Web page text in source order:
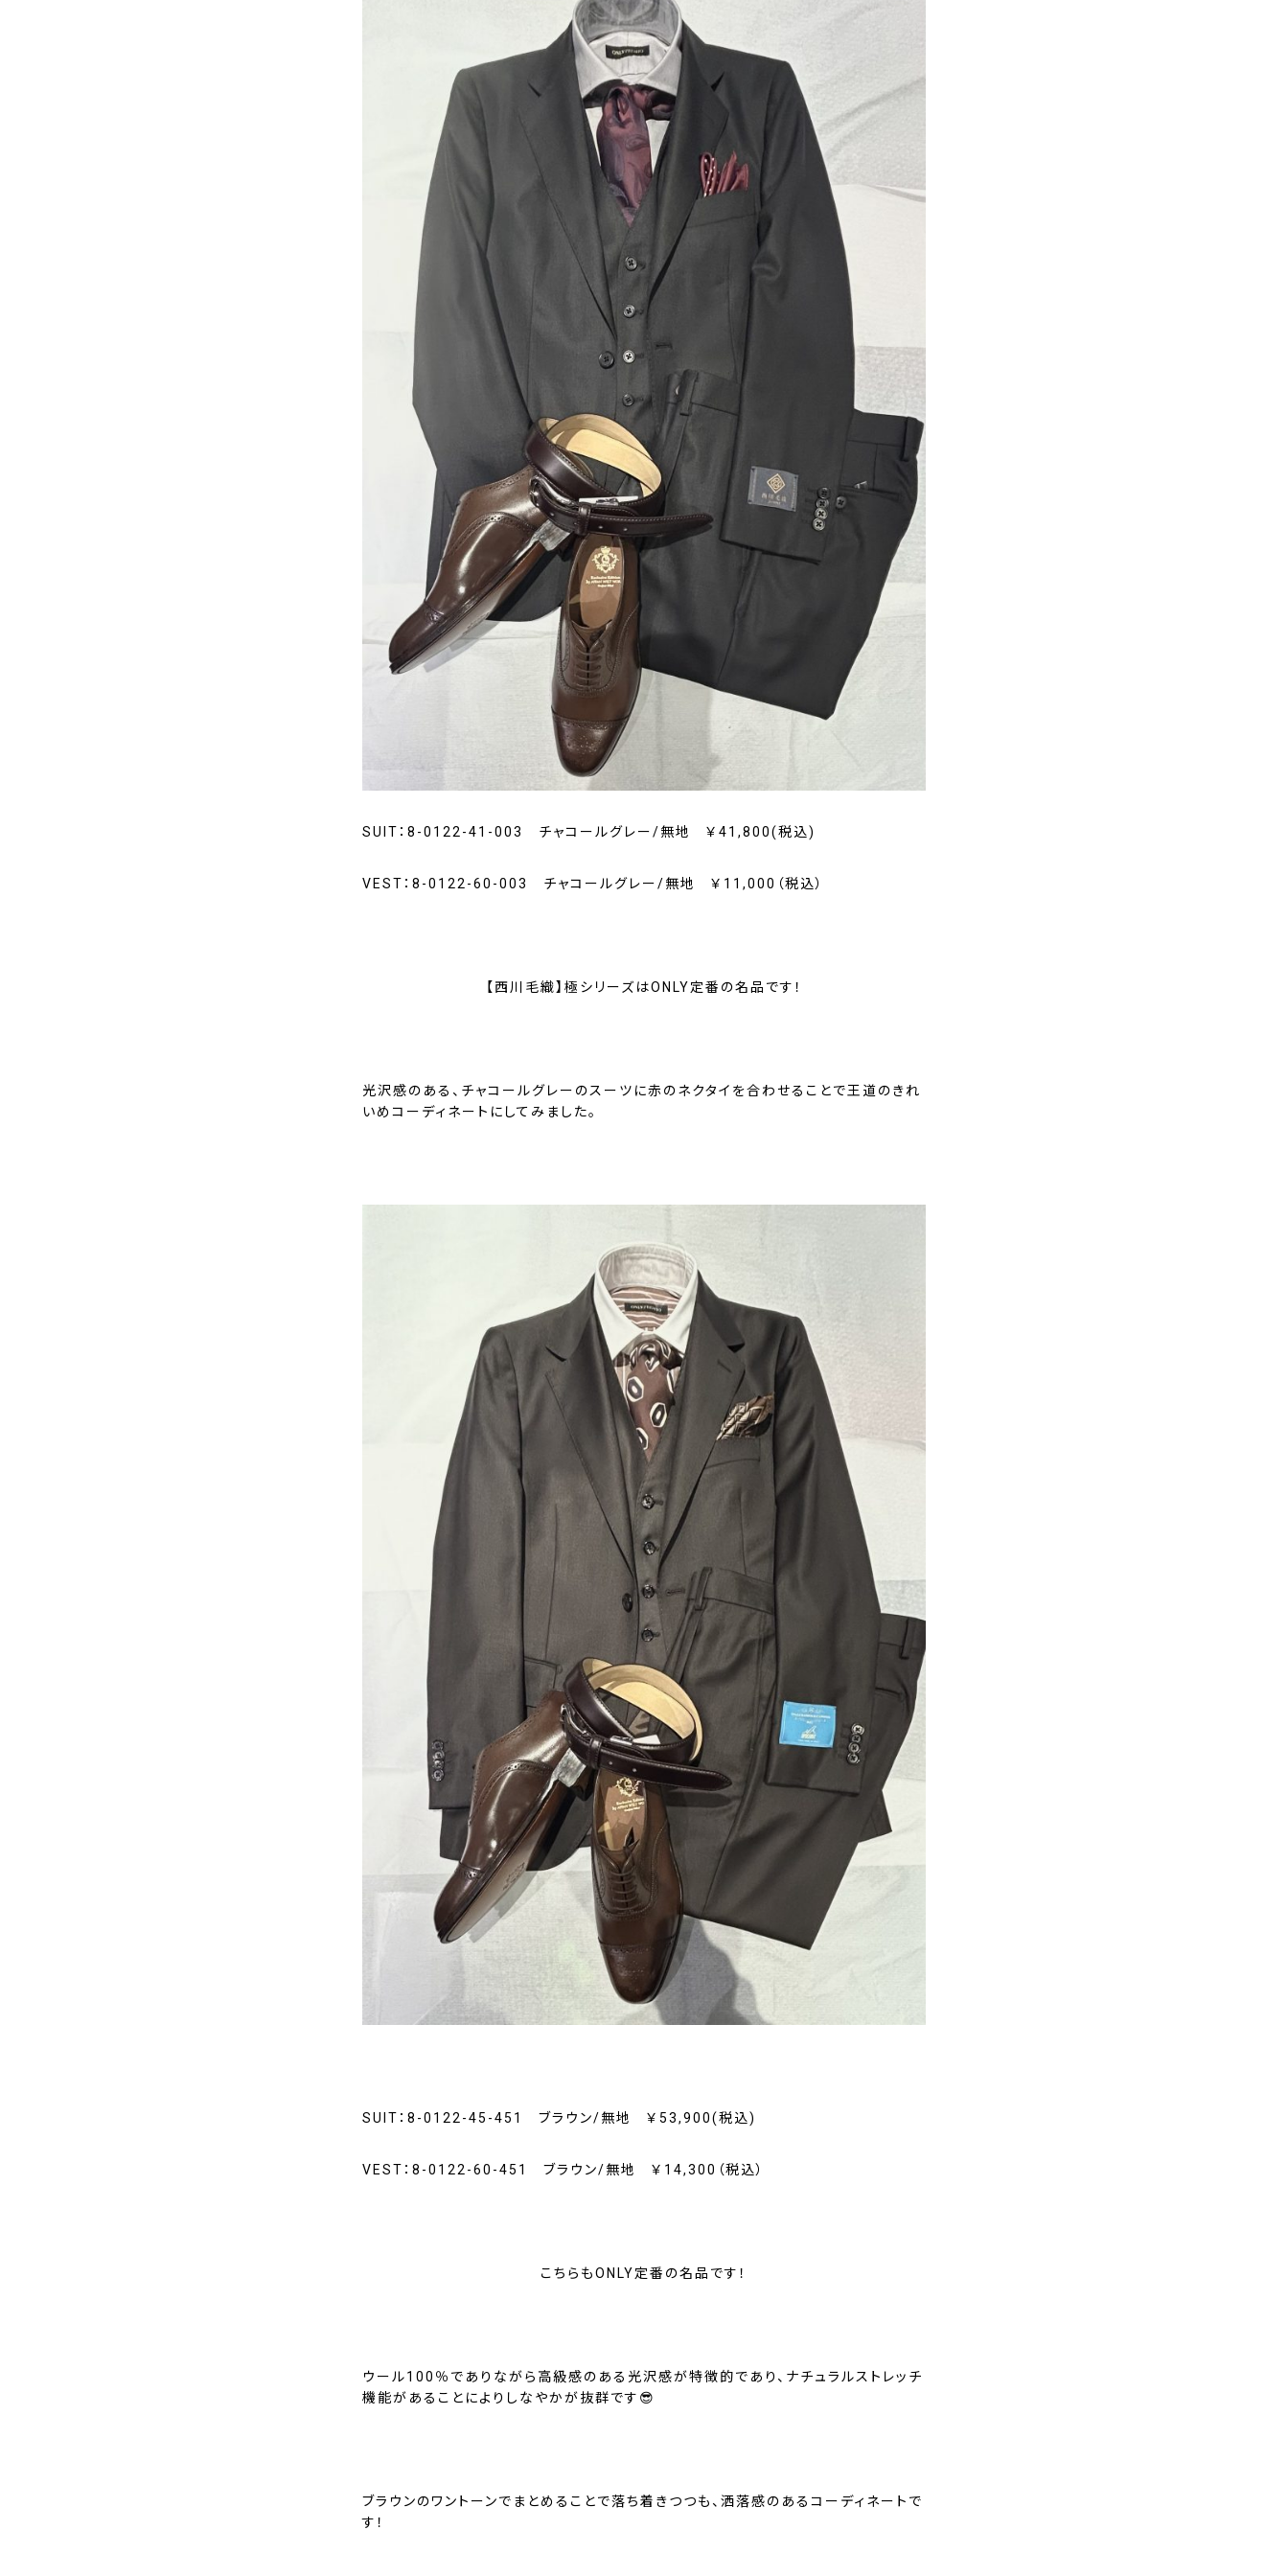
SUIT：8-0122-41-003 チャコールグレー/無地 ￥41,800(税込)
VEST：8-0122-60-003 チャコールグレー/無地 ￥11,000（税込）
【西川毛織】極シリーズはONLY定番の名品です！
光沢感のある、チャコールグレーのスーツに赤のネクタイを合わせることで王道のきれ
いめコーディネートにしてみました。
SUIT：8-0122-45-451 ブラウン/無地 ￥53,900(税込)
VEST：8-0122-60-451 ブラウン/無地 ￥14,300（税込）
こちらもONLY定番の名品です！
ウール100％でありながら高級感のある光沢感が特徴的であり、ナチュラルストレッチ
機能があることによりしなやかが抜群です😎
ブラウンのワントーンでまとめることで落ち着きつつも、洒落感のあるコーディネートで
す！